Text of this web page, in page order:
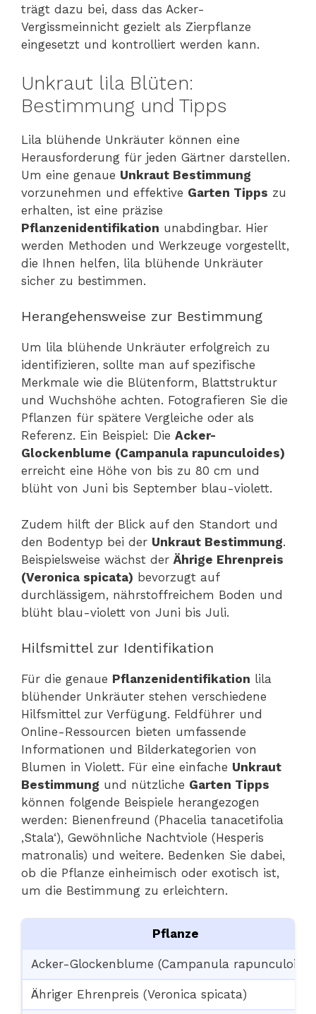
trägt dazu bei, dass das Acker-
Vergissmeinnicht gezielt als Zierpflanze
eingesetzt und kontrolliert werden kann.
Unkraut lila Blüten:
Bestimmung und Tipps
Lila blühende Unkräuter können eine
Herausforderung für jeden Gärtner darstellen.
Um eine genaue Unkraut Bestimmung
vorzunehmen und effektive Garten Tipps zu
erhalten, ist eine präzise
Pflanzenidentifikation unabdingbar. Hier
werden Methoden und Werkzeuge vorgestellt,
die Ihnen helfen, lila blühende Unkräuter
sicher zu bestimmen.
Herangehensweise zur Bestimmung
Um lila blühende Unkräuter erfolgreich zu
identifizieren, sollte man auf spezifische
Merkmale wie die Blütenform, Blattstruktur
und Wuchshöhe achten. Fotografieren Sie die
Pflanzen für spätere Vergleiche oder als
Referenz. Ein Beispiel: Die Acker-
Glockenblume (Campanula rapunculoides)
erreicht eine Höhe von bis zu 80 cm und
blüht von Juni bis September blau-violett.
Zudem hilft der Blick auf den Standort und
den Bodentyp bei der Unkraut Bestimmung.
Beispielsweise wächst der Ährige Ehrenpreis
(Veronica spicata) bevorzugt auf
durchlässigem, nährstoffreichem Boden und
blüht blau-violett von Juni bis Juli.
Hilfsmittel zur Identifikation
Für die genaue Pflanzenidentifikation lila
blühender Unkräuter stehen verschiedene
Hilfsmittel zur Verfügung. Feldführer und
Online-Ressourcen bieten umfassende
Informationen und Bilderkategorien von
Blumen in Violett. Für eine einfache Unkraut
Bestimmung und nützliche Garten Tipps
können folgende Beispiele herangezogen
werden: Bienenfreund (Phacelia tanacetifolia
‚Stala‘), Gewöhnliche Nachtviole (Hesperis
matronalis) und weitere. Bedenken Sie dabei,
ob die Pflanze einheimisch oder exotisch ist,
um die Bestimmung zu erleichtern.
Pflanze
Acker-Glockenblume (Campanula
Ähriger Ehrenpreis (Veronica spicata)